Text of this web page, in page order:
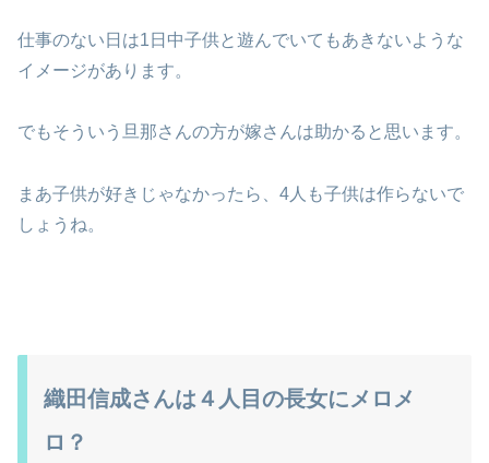
仕事のない日は1日中子供と遊んでいてもあきないような
イメージがあります。
でもそういう旦那さんの方が嫁さんは助かると思います。
まあ子供が好きじゃなかったら、4人も子供は作らないで
しょうね。
織田信成さんは４人目の長女にメロメ
ロ？